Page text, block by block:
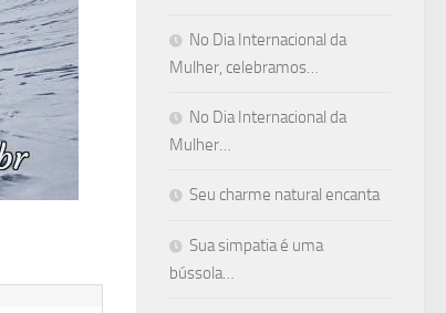
No Dia Internacional da
Mulher, celebramos…
No Dia Internacional da
Mulher…
Seu charme natural encanta
Sua simpatia é uma
bússola…